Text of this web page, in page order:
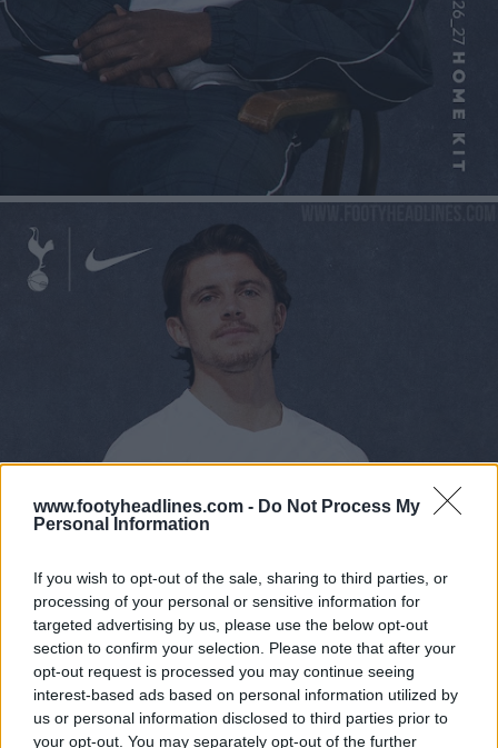
www.footyheadlines.com - Do Not Process My
Personal Information
If you wish to opt-out of the sale, sharing to third parties, or
processing of your personal or sensitive information for
targeted advertising by us, please use the below opt-out
section to confirm your selection. Please note that after your
opt-out request is processed you may continue seeing
interest-based ads based on personal information utilized by
us or personal information disclosed to third parties prior to
your opt-out. You may separately opt-out of the further